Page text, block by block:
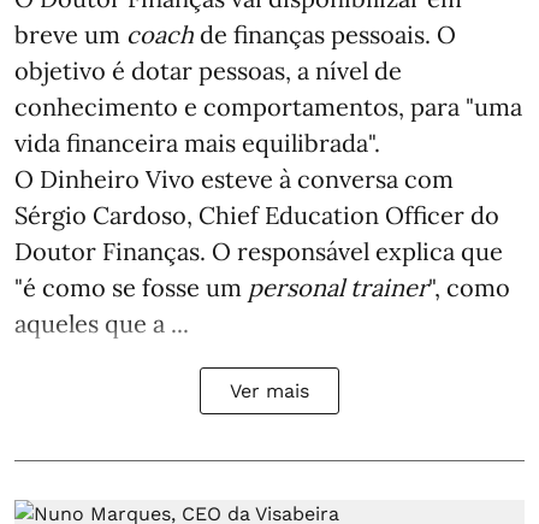
breve um coach de finanças pessoais. O
objetivo é dotar pessoas, a nível de
conhecimento e comportamentos, para "uma
vida financeira mais equilibrada".
O Dinheiro Vivo esteve à conversa com
Sérgio Cardoso, Chief Education Officer do
Doutor Finanças. O responsável explica que
"é como se fosse um personal trainer", como
aqueles que a ...
Ver mais